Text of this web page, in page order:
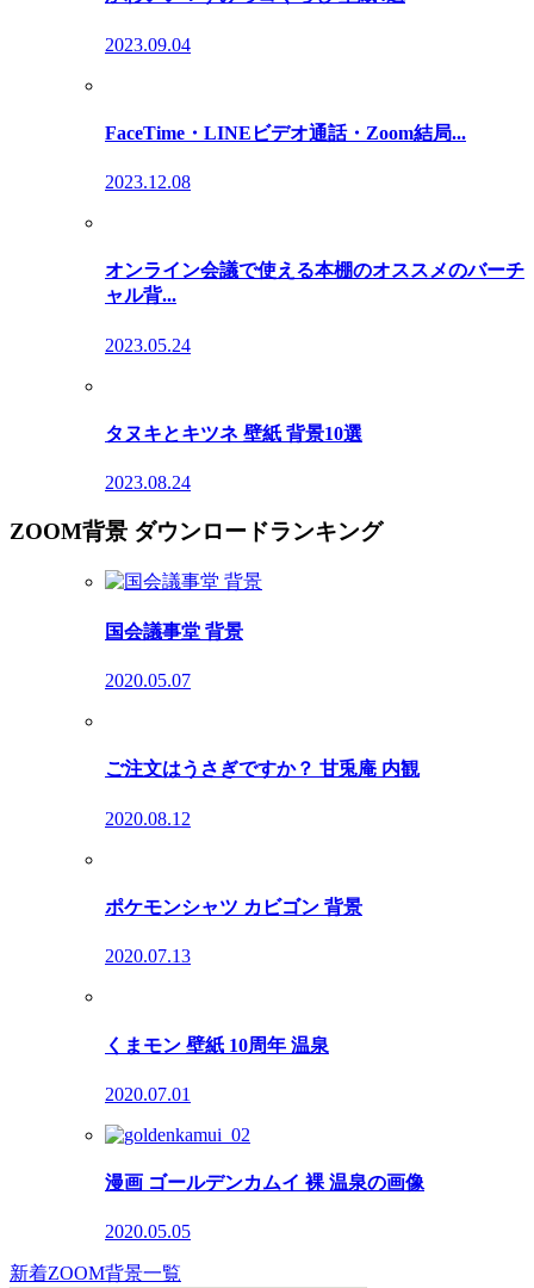
2023.09.04
FaceTime・LINEビデオ通話・Zoom結局...
2023.12.08
オンライン会議で使える本棚のオススメのバーチ
ャル背...
2023.05.24
タヌキとキツネ 壁紙 背景10選
2023.08.24
ZOOM背景 ダウンロードランキング
国会議事堂 背景
2020.05.07
ご注文はうさぎですか？ 甘兎庵 内観
2020.08.12
ポケモンシャツ カビゴン 背景
2020.07.13
くまモン 壁紙 10周年 温泉
2020.07.01
漫画 ゴールデンカムイ 裸 温泉の画像
2020.05.05
新着ZOOM背景一覧